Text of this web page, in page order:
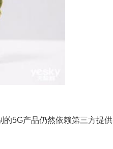
5G产品仍然依赖第三方提供